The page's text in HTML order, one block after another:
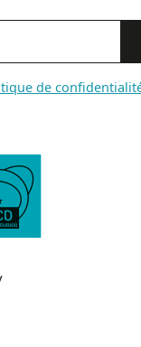
de